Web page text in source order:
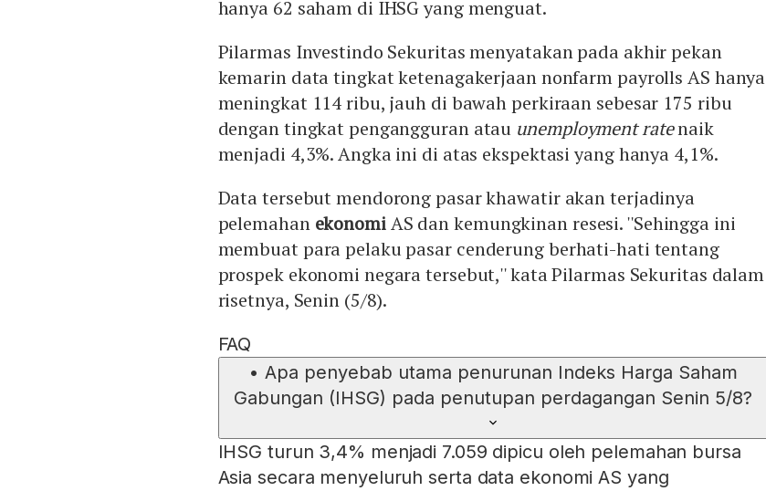
hanya 62 saham di IHSG yang menguat.
Pilarmas Investindo Sekuritas menyatakan pada akhir pekan
kemarin data tingkat ketenagakerjaan nonfarm payrolls AS hanya
meningkat 114 ribu, jauh di bawah perkiraan sebesar 175 ribu
dengan tingkat pengangguran atau unemployment ratenaik
menjadi 4,3%. Angka ini di atas ekspektasi yang hanya 4,1%.
Data tersebut mendorong pasar khawatir akan terjadinya
pelemahan ekonomiAS dan kemungkinan resesi. ''Sehingga ini
membuat para pelaku pasar cenderung berhati-hati tentang
prospek ekonomi negara tersebut,'' kata Pilarmas Sekuritas dalam
risetnya, Senin (5/8).
FAQ
• Apa penyebab utama penurunan Indeks Harga Saham
Gabungan (IHSG) pada penutupan perdagangan Senin 5/8?
IHSG turun 3,4% menjadi 7.059 dipicu oleh pelemahan bursa
Asia secara menyeluruh serta data ekonomi AS yang